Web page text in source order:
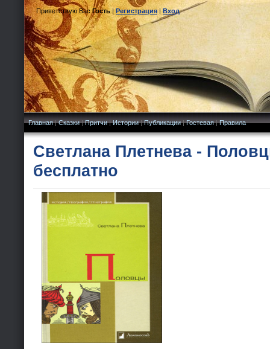
Приветствую Вас Гость|Регистрация|Вход
Главная|Сказки|Притчи|Истории|Публикации|Гостевая|Правила
Светлана Плетнева -
бесплатно